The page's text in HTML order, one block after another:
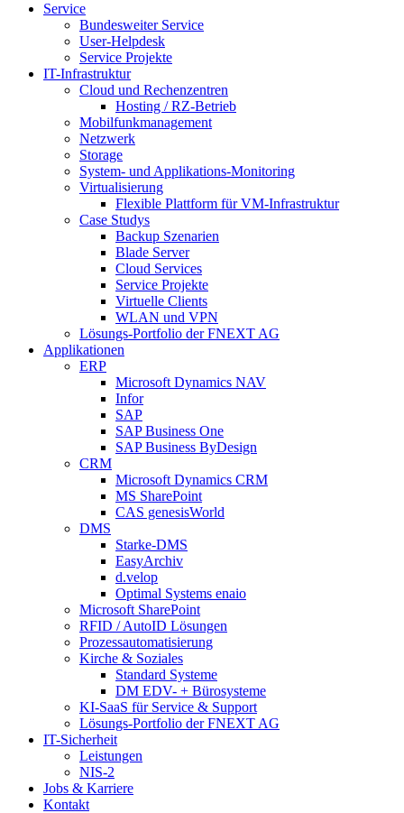
Service
Bundesweiter Service
User-Helpdesk
Service Projekte
IT-Infrastruktur
Cloud und Rechenzentren
Hosting / RZ-Betrieb
Mobilfunkmanagement
Netzwerk
Storage
System- und Applikations-Monitoring
Virtualisierung
Flexible Plattform für VM-Infrastruktur
Case Studys
Backup Szenarien
Blade Server
Cloud Services
Service Projekte
Virtuelle Clients
WLAN und VPN
Lösungs-Portfolio der FNEXT AG
Applikationen
ERP
Microsoft Dynamics NAV
Infor
SAP
SAP Business One
SAP Business ByDesign
CRM
Microsoft Dynamics CRM
MS SharePoint
CAS genesisWorld
DMS
Starke-DMS
EasyArchiv
d.velop
Optimal Systems enaio
Microsoft SharePoint
RFID / AutoID Lösungen
Prozessautomatisierung
Kirche & Soziales
Standard Systeme
DM EDV- + Bürosysteme
KI-SaaS für Service & Support
Lösungs-Portfolio der FNEXT AG
IT-Sicherheit
Leistungen
NIS-2
Jobs & Karriere
Kontakt